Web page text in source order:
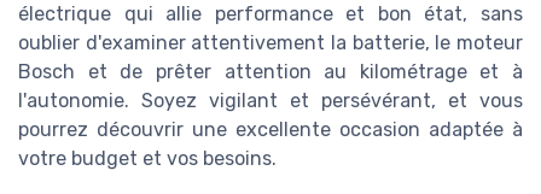
électrique qui allie performance et bon état, sans
oublier d'examiner attentivement la batterie, le moteur
Bosch et de prêter attention au kilométrage et à
l'autonomie. Soyez vigilant et persévérant, et vous
pourrez découvrir une excellente occasion adaptée à
votre budget et vos besoins.